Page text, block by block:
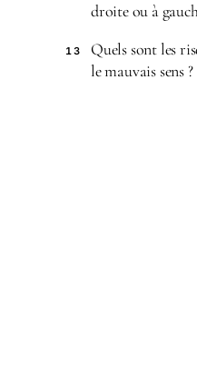
droite ou à
13
Quels sont les
le mauvais sens ?